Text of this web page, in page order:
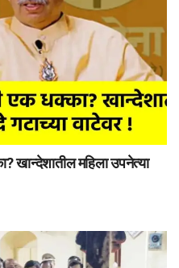
खान्देशातील महिला उपनेत्या